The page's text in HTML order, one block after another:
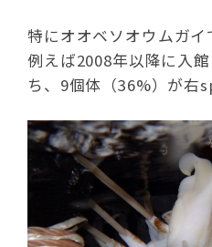
特にオオベソオウムガイ
例えば2008年以降に入
ち、9個体（36%）が右